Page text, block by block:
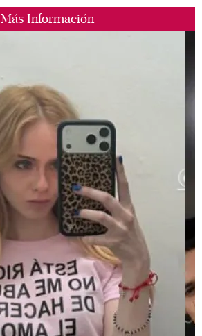
Más Información